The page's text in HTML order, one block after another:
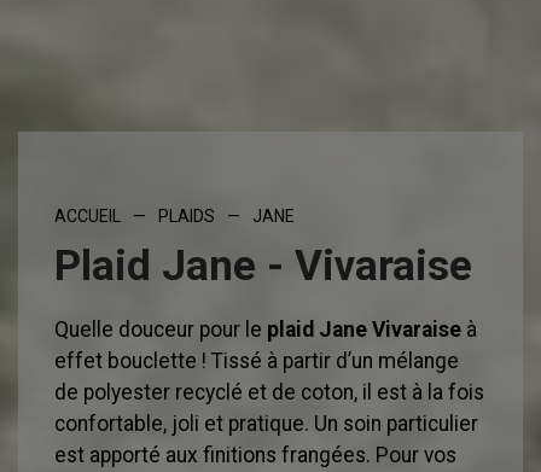
ACCUEIL — PLAIDS — JANE
Plaid Jane - Vivaraise
Quelle douceur pour le plaid Jane Vivaraise à
effet bouclette ! Tissé à partir d’un mélange
de polyester recyclé et de coton, il est à la fois
confortable, joli et pratique. Un soin particulier
est apporté aux finitions frangées. Pour vos